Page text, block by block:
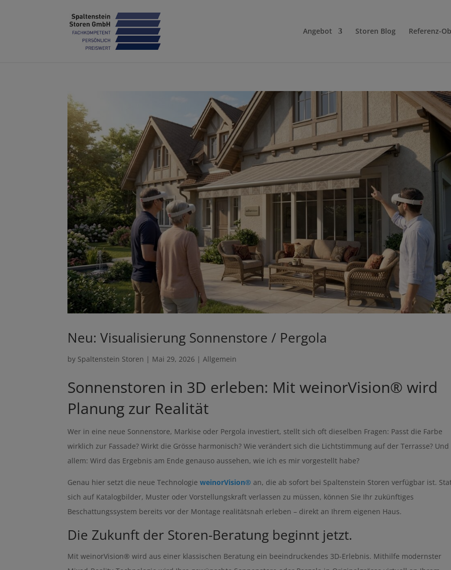
Angebot Storen Blog Referenz-
Neu: Visualisierung Sonnenstore / Pergola
by Spaltenstein Storen | Mai 29, 2026 |Allgemein
Sonnenstoren in 3D erleben: Mit weinorVision® wird
Planung zur Realität
Wer in eine neue Sonnenstore, Markise oder Pergola investiert, stellt sich oft dieselben Fragen: Passt die Farbe
wirklich zur Fassade? Wirkt die Grösse harmonisch? Wie verändert sich die Lichtstimmung auf der Terrasse? Und
allem: Wird das Ergebnis am Ende genauso aussehen, wie ich es mir vorgestellt habe?
Genau hier setzt die neue TechnologieweinorVision® an, die ab sofort bei Spaltenstein Storen verfügbar ist.
sich auf Katalogbilder, Muster oder Vorstellungskraft verlassen zu müssen, können Sie Ihr zukünftiges
Beschattungssystem bereits vor der Montage realitätsnah erleben – direkt an Ihrem eigenen Haus.
Die Zukunft der Storen-Beratung beginnt jetzt.
Mit weinorVision® wird aus einer klassischen Beratung ein beeindruckendes 3D-Erlebnis. Mithilfe modernster